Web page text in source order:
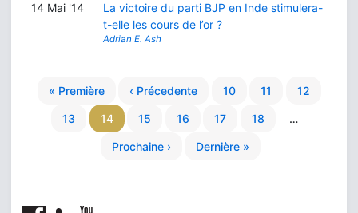
14 Mai '14
La victoire du parti BJP en Inde stimulera-
t-elle les cours de l’or ?
Adrian E. Ash
« Première ‹ Précedente 10 11 12
13 14 15 16 17 18 …
Prochaine › Dernière »